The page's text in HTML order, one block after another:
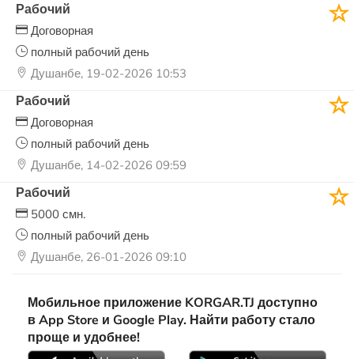
Рабочий
Договорная
полный рабочий день
Душанбе, 19-02-2026 10:53
Рабочий
Договорная
полный рабочий день
Душанбе, 14-02-2026 09:59
Рабочий
5000 смн.
полный рабочий день
Душанбе, 26-01-2026 09:10
Мобильное приложение KORGAR.TJ доступно
в App Store и Google Play. Найти работу стало
проще и удобнее!